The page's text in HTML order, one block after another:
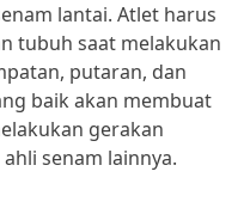
lantai. Atlet harus
tubuh saat melakukan
putaran, dan
baik akan membuat
gerakan
senam lainnya.